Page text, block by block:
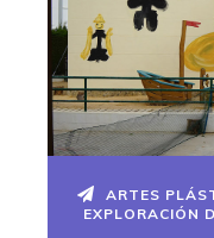
ARTES
EXPLORACIÓN